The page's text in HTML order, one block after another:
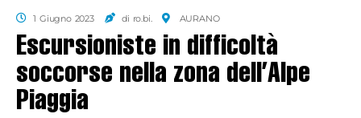
1 Giugno 2023 di ro.bi. AURANO
Escursioniste in difficoltà
soccorse nella zona dell’Alpe
Piaggia